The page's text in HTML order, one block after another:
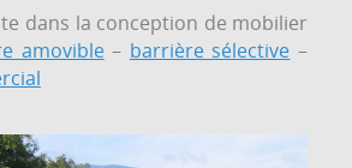
dans la conception de mobilier
amovible– barrière sélective –